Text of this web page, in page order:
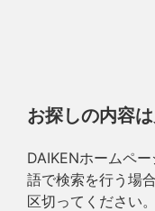
お探しの内容
DAIKENホームペ
語で検索を行う場
区切ってください。